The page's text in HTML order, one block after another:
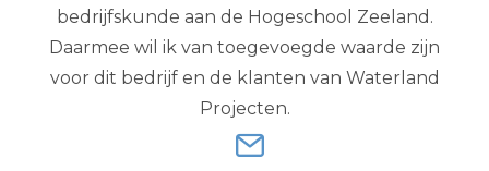
bedrijfskunde aan de Hogeschool Zeeland.
Daarmee wil ik van toegevoegde waarde zijn
voor dit bedrijf en de klanten van Waterland
Projecten.